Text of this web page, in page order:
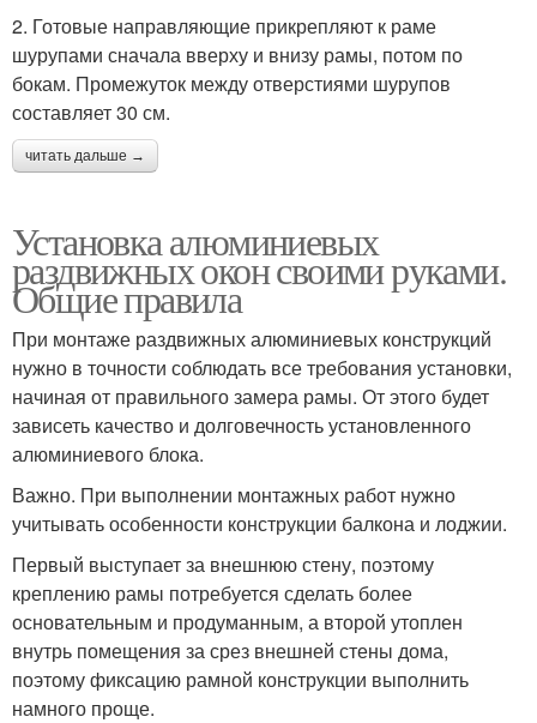
2. Готовые направляющие прикрепляют к раме
шурупами сначала вверху и внизу рамы, потом по
бокам. Промежуток между отверстиями шурупов
составляет 30 см.
читать дальше →
Установка алюминиевых
раздвижных окон своими руками.
Общие правила
При монтаже раздвижных алюминиевых конструкций
нужно в точности соблюдать все требования установки,
начиная от правильного замера рамы. От этого будет
зависеть качество и долговечность установленного
алюминиевого блока.
Важно. При выполнении монтажных работ нужно
учитывать особенности конструкции балкона и лоджии.
Первый выступает за внешнюю стену, поэтому
креплению рамы потребуется сделать более
основательным и продуманным, а второй утоплен
внутрь помещения за срез внешней стены дома,
поэтому фиксацию рамной конструкции выполнить
намного проще.